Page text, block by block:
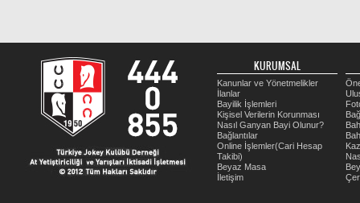
KURUMSAL
Kanunlar ve Yönetmelikler
İlanlar
Bayilik İşlemleri
Kişisel Verilerin Korunması
Nasıl Ganyan Bayi Olunur?
Bağlantılar
Online İşlemler(Cari Hesap
Takibi)
Beyaz Masa
İletişim